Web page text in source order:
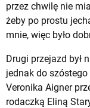
przez chwilę nie
żeby po prostu
mnie, więc było
Drugi przejazd był
jednak do
Veronika Aigner
rodaczką Eliną